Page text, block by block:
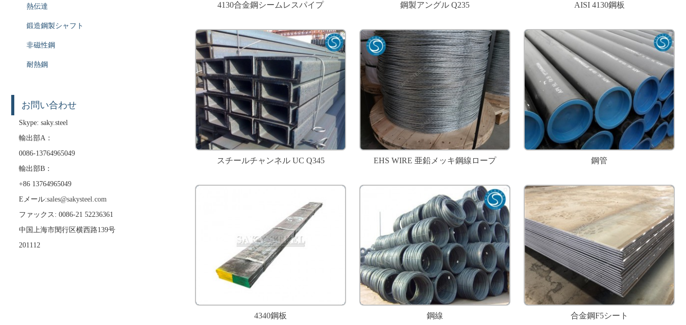
熱伝達
鍛造鋼製シャフト
非磁性鋼
耐熱鋼
お問い合わせ
Skype: saky.steel
輸出部A：
0086-13764965049
輸出部B：
+86 13764965049
Eメール:sales@sakysteel.com
ファックス: 0086-21 52236361
中国上海市閔行区横西路139号
201112
4130合金鋼シームレスパイプ 鋼製アングル Q235 AISI 4130鋼板
スチールチャンネル UC Q345 EHS WIRE 亜鉛メッキ鋼線ロープ 鋼管
4340鋼板 鋼線 合金鋼F5シート